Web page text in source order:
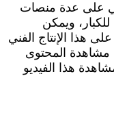
على عدة منصات
ويمكن
هذا الإنتاج الفني
مشاهدة المحتوى
هذا الفيديو